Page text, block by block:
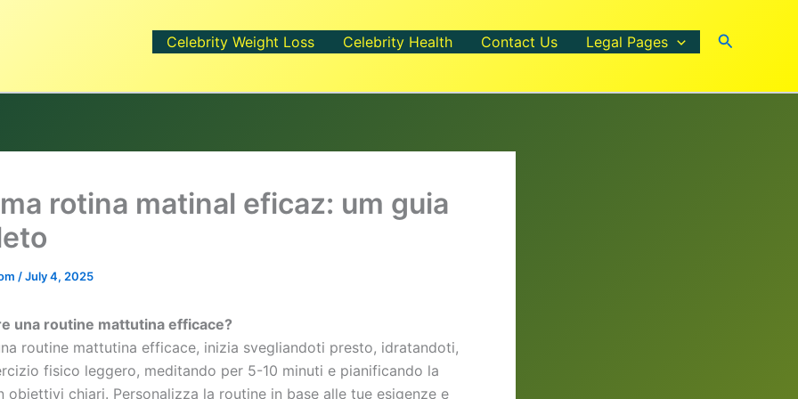
Celebrity Weight Loss Celebrity Health Contact Us Legal Pages Search
rotina matinal eficaz: um guia
/July 4, 2025
una routine mattutina efficace?
routine mattutina efficace, inizia svegliandoti presto, idratandoti,
fisico leggero, meditando per 5-10 minuti e pianificando la
obiettivi chiari. Personalizza la routine in base alle tue esigenze e